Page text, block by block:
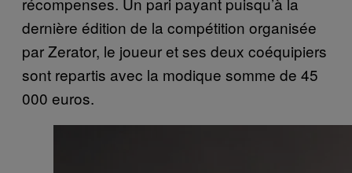
dernière édition de la compétition organisée
par Zerator, le joueur et ses deux coéquipiers
sont repartis avec la modique somme de 45
000 euros.